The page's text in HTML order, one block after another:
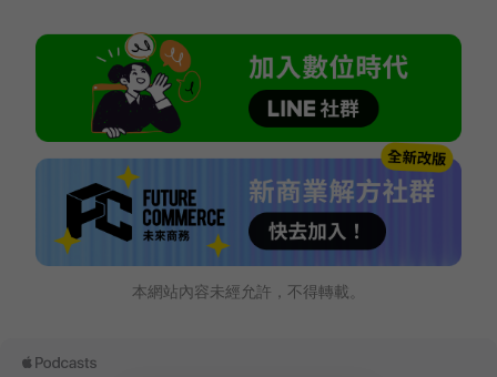
本網站內容未經允許，不得轉載。